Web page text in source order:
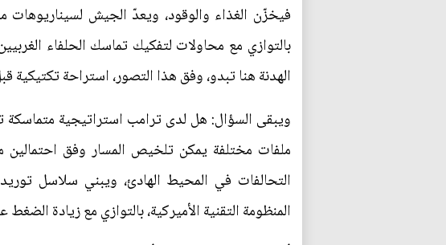
بالتوازي مع محاولات لتفكيك تماسك الحلفاء
الهدنة هنا تبدو، وفق هذا التصور، استراحة تكتيكية
ويبقى السؤال: هل لدى ترامب استراتيجية متماسكة
ملفات مختلفة يمكن تلخيص المسار وفق احتمالين
التحالفات في المحيط الهادئ، ويبني سلاسل
المنظومة التقنية الأميركية، بالتوازي مع زيادة